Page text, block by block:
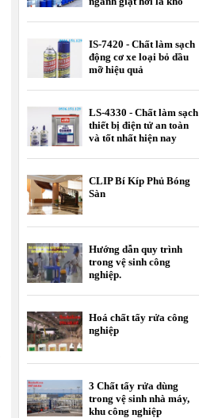
IS-7420 - Chất làm sạch
động cơ xe loại bỏ dầu
mỡ hiệu quả
LS-4330 - Chất làm sạch
thiết bị điện tử an toàn
và tốt nhất hiện nay
CLIP Bí Kíp Phủ Bóng
Sàn
Hướng dẫn quy trình
trong vệ sinh công
nghiệp.
Hoá chất tẩy rửa công
nghiệp
3 Chất tẩy rửa dùng
trong vệ sinh nhà máy,
khu công nghiệp